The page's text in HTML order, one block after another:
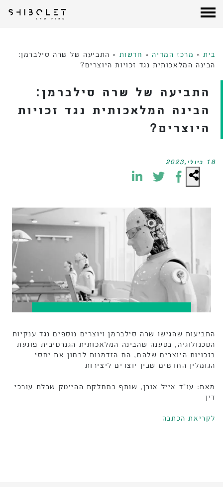
בית » מרכז המדיה» חדשות » התביעה של שרה סילברמן:
הבינה המלאכותית נגד זכויות היוצרים?
התביעה של שרה סילברמן:
הבינה המלאכותית נגד זכויות
היוצרים?
18 ביולי,2023
התביעות שהגישו שרה סילברמן ויוצרים נוספים נגד ענקיות
הטכנולוגיה, בטענה שהבינה המלאכותית הגנרטיבית פוגעת
בזכויות היוצרים שלהם, הם הזדמנות לבחון את יחסי
הגומלין החדשים שבין יוצרים ליצירות
מאת: עו"ד אייל אורן, שותף במחלקת ההייטק שבלת עורכי
דין
לקריאת הכתבה